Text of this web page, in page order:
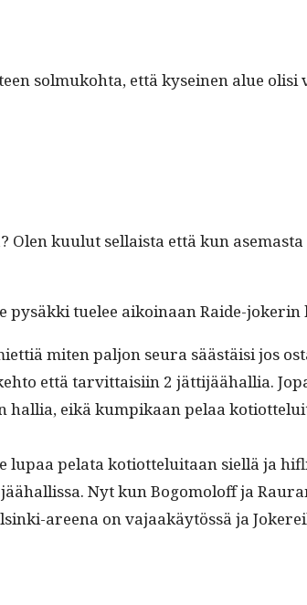
sol­muko­h­ta, että kyseinen alue
Olen kuu­lut sel­l­aista että kun
tuelee aikoinaan Raide-jok­erin
miten paljon seu­ra säästäisi jos
että tarvit­taisi­in 2 jät­ti­jäähal­lia.
eikä kumpikaan pelaa
pela­ta kotiot­teluitaan siel­lä ja
Nyt kun Bogo­moloff ja
areena on vajaakäytössä ja